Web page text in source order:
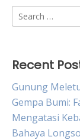
Search
for:
Recent
Gunung
Gempa Bumi:
Mengatasi
Bahaya